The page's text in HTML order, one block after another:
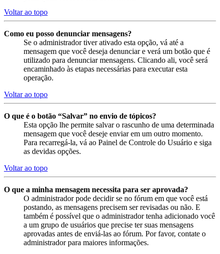
Voltar ao topo
Como eu posso denunciar mensagens?
Se o administrador tiver ativado esta opção, vá até a
mensagem que você deseja denunciar e verá um botão que é
utilizado para denunciar mensagens. Clicando ali, você será
encaminhado às etapas necessárias para executar esta
operação.
Voltar ao topo
O que é o botão “Salvar” no envio de tópicos?
Esta opção lhe permite salvar o rascunho de uma determinada
mensagem que você deseje enviar em um outro momento.
Para recarregá-la, vá ao Painel de Controle do Usuário e siga
as devidas opções.
Voltar ao topo
O que a minha mensagem necessita para ser aprovada?
O administrador pode decidir se no fórum em que você está
postando, as mensagens precisem ser revisadas ou não. E
também é possível que o administrador tenha adicionado você
a um grupo de usuários que precise ter suas mensagens
aprovadas antes de enviá-las ao fórum. Por favor, contate o
administrador para maiores informações.